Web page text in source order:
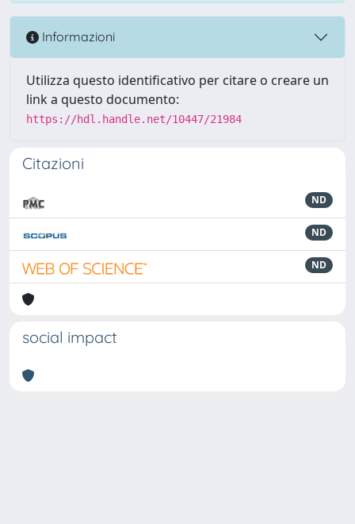
Informazioni
Utilizza questo identificativo per citare o creare un
link a questo documento:
https://hdl.handle.net/10447/21984
Citazioni
ND
ND
ND
social impact